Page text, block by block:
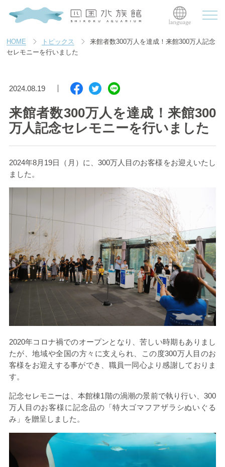
HOME トピックス
来館者数300万人を達成！来館300万人記念
セレモニーを行いました
2024.08.19
来館者数300万人を達成！来館300
万人記念セレモニーを行いました
2024年8月19日（月）に、300万人目のお客様をお迎えいたし
ました。
2020年コロナ禍でのオープンとなり、苦しい時期もありまし
たが、地域や全国の方々に支えられ、この度300万人目のお
客様をお迎えする事ができ、職員一同心より感謝しておりま
す。
記念セレモニーは、本館棟1階の渦潮の景前で執り行い、300
万人目のお客様に記念品の「特大ゴマフアザラシぬいぐる
み」を贈呈しました。